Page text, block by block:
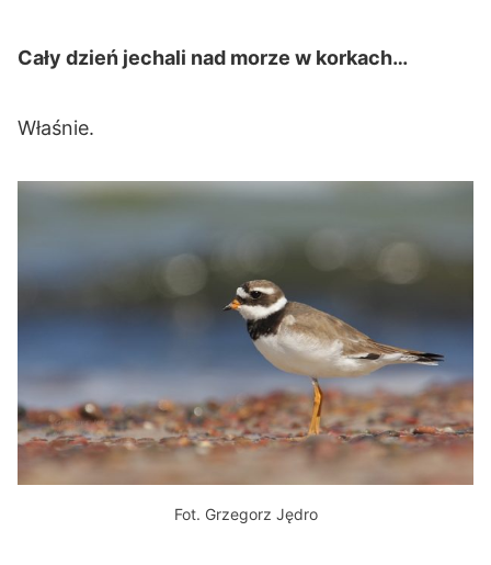
Cały dzień jechali nad morze w korkach…
Właśnie.
Fot. Grzegorz Jędro